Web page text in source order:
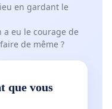
en gardant le
a eu le courage de
de même ?
que vous